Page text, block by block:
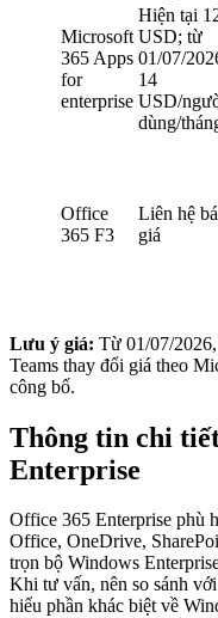
Microsoft
365 Apps
for
enterprise
Hiện tại
USD; từ
01/07/
14
USD/
dùng/
Office
365 F3
Liên hệ
giá
Lưu ý giá: Từ 01/07/
Teams thay đổi giá theo
công bố.
Thông tin chi
Enterprise
Office 365 Enterprise phù
Office, OneDrive,
trọn bộ Windows
Khi tư vấn, nên so sánh
hiểu phần khác biệt về